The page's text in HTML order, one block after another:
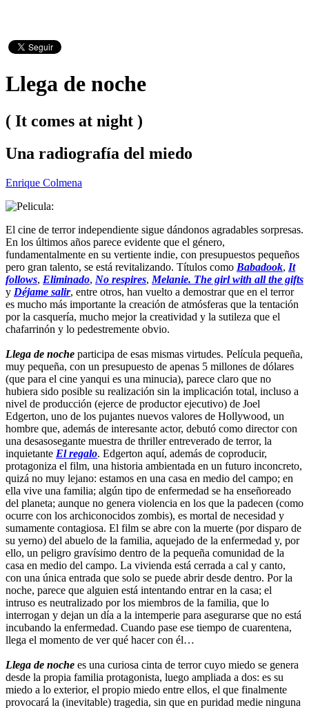
Llega de noche
( It comes at night )
Una radiografía del miedo
Enrique Colmena
El cine de terror independiente sigue dándonos agradables sorpresas.
En los últimos años parece evidente que el género,
fundamentalmente en su vertiente indie, con presupuestos pequeños
pero gran talento, se está revitalizando. Títulos como Babadook, It
follows, Eliminado, No respires, Melanie. The girl with all the gifts
y Déjame salir, entre otros, han vuelto a demostrar que en el terror
es mucho más importante la creación de atmósferas que la tentación
por la casquería, mucho mejor la creatividad y la sutileza que el
chafarrinón y lo pedestremente obvio.
Llega de noche participa de esas mismas virtudes. Película pequeña,
muy pequeña, con un presupuesto de apenas 5 millones de dólares
(que para el cine yanqui es una minucia), parece claro que no
hubiera sido posible su realización sin la implicación total, incluso a
nivel de producción (ejerce de productor ejecutivo) de Joel
Edgerton, uno de los pujantes nuevos valores de Hollywood, un
hombre que, además de interesante actor, debutó como director con
una desasosegante muestra de thriller entreverado de terror, la
inquietante El regalo. Edgerton aquí, además de coproducir,
protagoniza el film, una historia ambientada en un futuro inconcreto,
quizá no muy lejano: estamos en una casa en medio del campo; en
ella vive una familia; algún tipo de enfermedad se ha enseñoreado
del planeta; aunque no genera violencia en los que la padecen (como
ocurre con los archiconocidos zombis), es mortal de necesidad y
sumamente contagiosa. El film se abre con la muerte (por disparo de
su yerno) del abuelo de la familia, aquejado de la enfermedad y, por
ello, un peligro gravísimo dentro de la pequeña comunidad de la
casa en medio del campo. La vivienda está cerrada a cal y canto,
con una única entrada que solo se puede abrir desde dentro. Por la
noche, parece que alguien está intentando entrar en la casa; el
intruso es neutralizado por los miembros de la familia, que lo
interrogan y dejan un día a la intemperie para asegurarse que no está
incubando la enfermedad. Cuando pase ese tiempo de cuarentena,
llega el momento de ver qué hacer con él…
Llega de noche es una curiosa cinta de terror cuyo miedo se genera
desde la propia familia protagonista, luego ampliada a dos: es su
miedo a lo exterior, el propio miedo entre ellos, el que finalmente
provocará la (inevitable) tragedia, sin que en puridad medie ninguna